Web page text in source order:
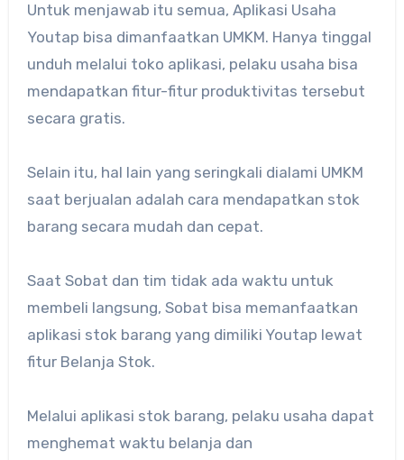
Untuk menjawab itu semua, Aplikasi Usaha
Youtap bisa dimanfaatkan UMKM. Hanya tinggal
unduh melalui toko aplikasi, pelaku usaha bisa
mendapatkan fitur-fitur produktivitas tersebut
secara gratis.
Selain itu, hal lain yang seringkali dialami UMKM
saat berjualan adalah cara mendapatkan stok
barang secara mudah dan cepat.
Saat Sobat dan tim tidak ada waktu untuk
membeli langsung, Sobat bisa memanfaatkan
aplikasi stok barang yang dimiliki Youtap lewat
fitur Belanja Stok.
Melalui aplikasi stok barang, pelaku usaha dapat
menghemat waktu belanja dan